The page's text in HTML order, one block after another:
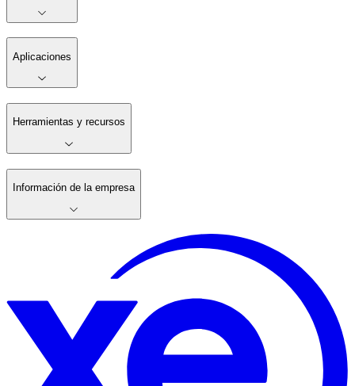
Aplicaciones
Herramientas y recursos
Información de la empresa